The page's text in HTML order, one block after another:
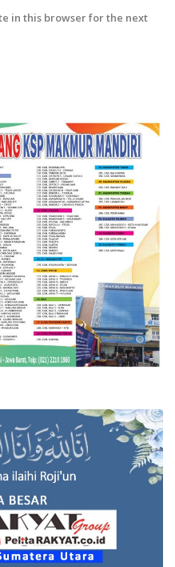
in this browser for the next